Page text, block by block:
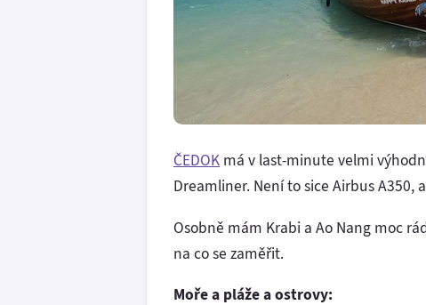
ČEDOK má v last-minute velmi
Dreamliner. Není to sice Airbus A350,
Osobně mám Krabi a Ao Nang moc
na co se zaměřit.
Moře a pláže a ostrovy: